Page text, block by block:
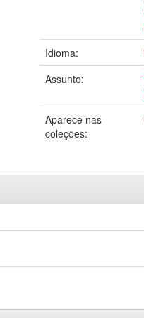
Idioma:
Assunto:
Aparece nas
coleções: